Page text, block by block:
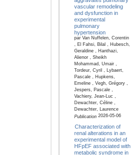
vascular remodeling
and dysfunction in
experimental
pulmonary
hypertension
par Van Nuffelen, Corentin
, El Fahsi, Bilal , Hubesch,
Geraldine , Hanthazi,
Alienor , Sheikh
Mohammad, Umair ,
Tordeur, Cyril , Lybaert,
Pascale , Hupkens,
Emeline , Vegh, Grégory ,
Jespers, Pascale ,
Vachiery, Jean-Luc ,
Dewachter, Céline ,
Dewachter, Laurence
Publication2026-05-06
Characterization of
renal alterations in an
experimental model of
HFpEF associated with
metabolic syndrome in